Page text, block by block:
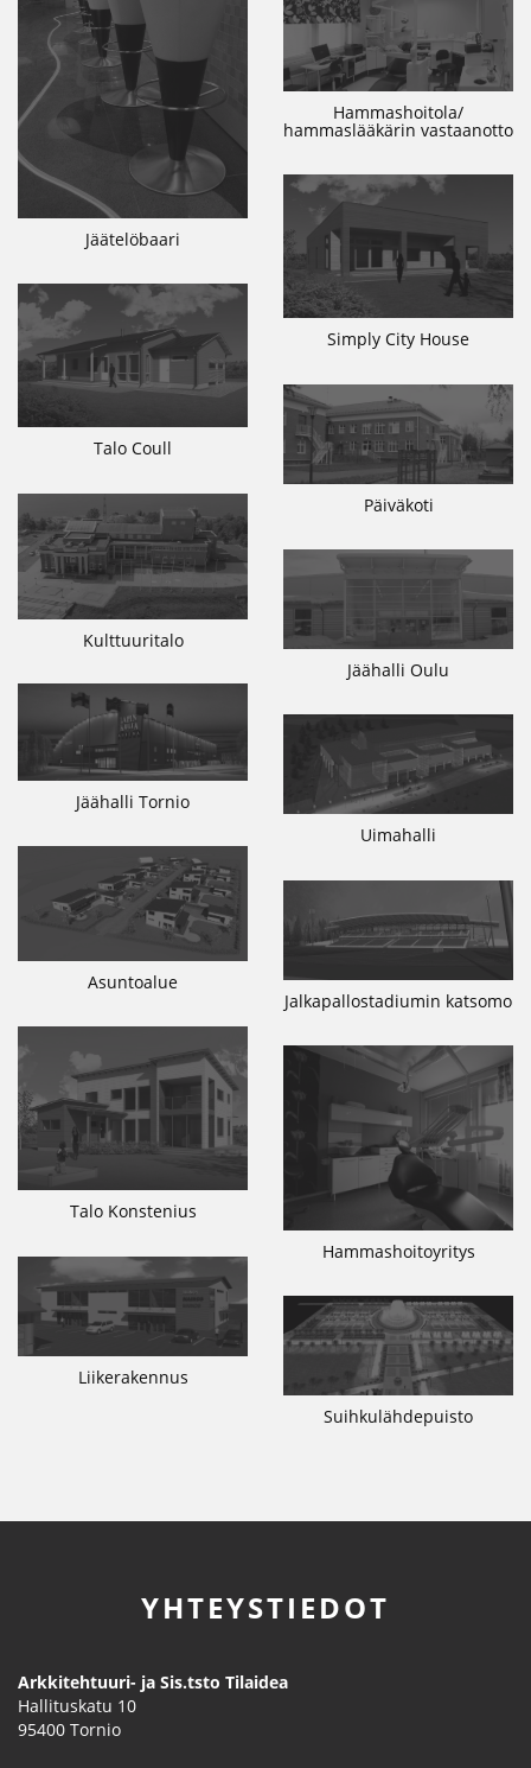
Jäätelöbaari
Hammashoitola/
hammaslääkärin vastaanotto
Simply City House
Talo Coull
Päiväkoti
Kulttuuritalo
Jäähalli Oulu
Jäähalli Tornio
Uimahalli
Asuntoalue
Jalkapallostadiumin katsomo
Talo Konstenius
Hammashoitoyritys
Liikerakennus
Suihkulähdepuisto
YHTEYSTIEDOT
Arkkitehtuuri- ja Sis.tsto Tilaidea
Hallituskatu 10
95400 Tornio